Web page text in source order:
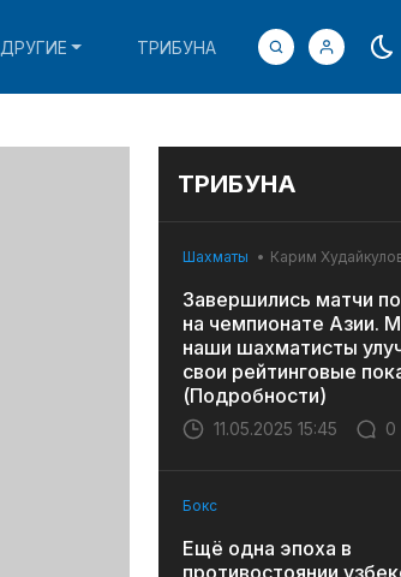
ДРУГИЕ ТРИБУНА
ТРИБУНА
Шахматы Карим
Завершились матчи
на чемпионате Азии.
наши шахматисты
свои рейтинговые
(Подробности)
11.05.2025 15:45 0
Бокс
Ещё одна эпоха в
противостоянии